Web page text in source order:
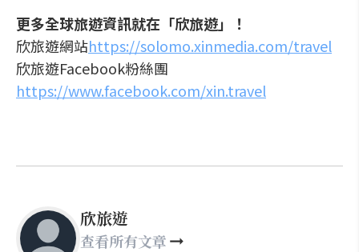
更多全球旅遊資訊就在「欣旅遊」！
欣旅遊網站https://solomo.xinmedia.com/travel
欣旅遊Facebook粉絲團
https://www.facebook.com/xin.travel
欣旅遊
查看所有文章